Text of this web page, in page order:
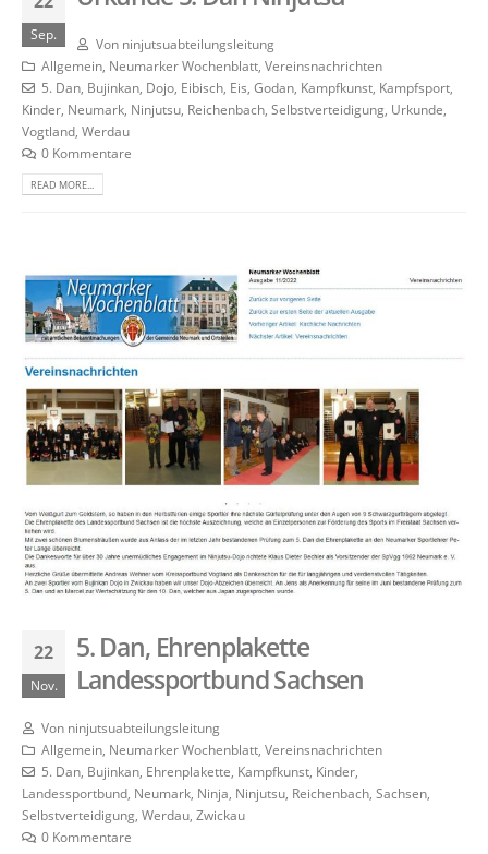
Sep.
Von ninjutsuabteilungsleitung
Allgemein, Neumarker Wochenblatt, Vereinsnachrichten
5. Dan, Bujinkan, Dojo, Eibisch, Eis Godan, Kampfkunst, Kampfsport,
Kinder Neumark Ninjutsu Reichenbach Selbstverteidigung Urkunde
Vogtland Werdau
0 Kommentare
READ MORE...
22
Nov.
5. Dan, Ehrenplakette
Landessportbund Sachsen
Von ninjutsuabteilungsleitung
Allgemein, Neumarker Wochenblatt, Vereinsnachrichten
5. Dan, Bujinkan, Ehrenplakette Kampfkunst, Kinder,
Landessportbund Neumark Ninja Ninjutsu Reichenbach Sachsen
Selbstverteidigung Werdau Zwickau
0 Kommentare